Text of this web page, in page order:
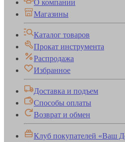
О компании
Магазины
Каталог товаров
Прокат инструмента
Распродажа
Избранное
Доставка и подъем
Способы оплаты
Возврат и обмен
Клуб покупателей «Ваш